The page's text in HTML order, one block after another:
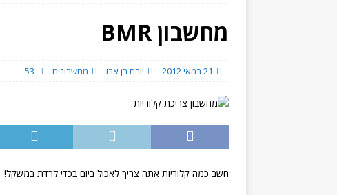
מחשבון BMR
21 במאי 2012 יורם בן אבו מחשבונים 53
חשב כמה קלוריות אתה צריך לאכול ביום בכדי לרדת במשקל!